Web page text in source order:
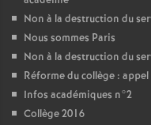
Non à la destruction du
Nous sommes Paris
Non à la destruction du
Réforme du collège :
Infos académiques n°2
Collège 2016